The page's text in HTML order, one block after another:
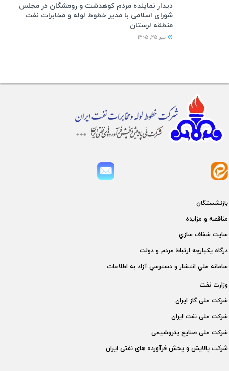
دیدار نماینده مردم کوهدشت و رومشگان در مجلس
شورای اسلامی با مدیر خطوط لوله و مخابرات نفت
منطقه لرستان
تیر 25, 1405
بازنشستگان
مناقصه و مزايده
سايت شفاف سازي
درگاه يكپارچه ارتباط مردم و دولت
سامانه ملي انتشار و دسترسي آزاد به اطلاعات
وزارت نفت
شركت ملی گاز ايران
شركت ملی نفت ايران
شركت ملی صنايع پتروشيمی
شركت پالايش و پخش فرآورده های نفتی ايران